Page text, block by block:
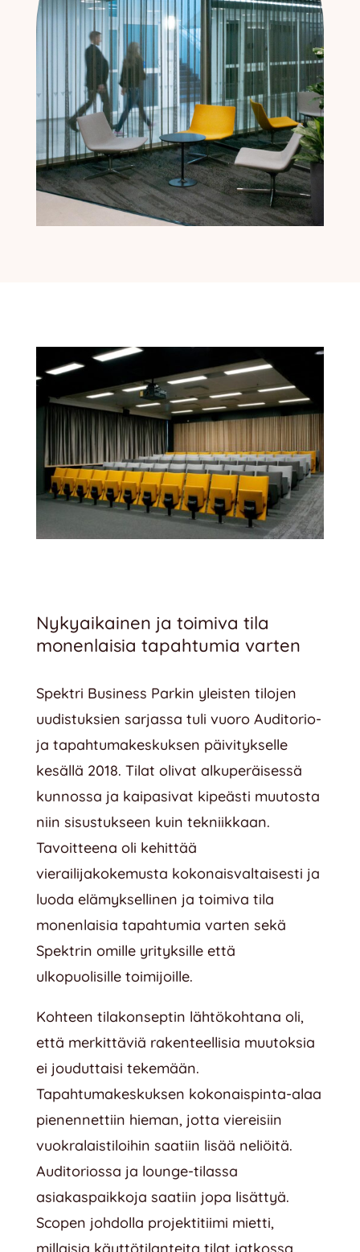
Nykyaikainen ja toimiva tila
monenlaisia tapahtumia varten
Spektri Business Parkin yleisten tilojen
uudistuksien sarjassa tuli vuoro Auditorio-
ja tapahtumakeskuksen päivitykselle
kesällä 2018. Tilat olivat alkuperäisessä
kunnossa ja kaipasivat kipeästi muutosta
niin sisustukseen kuin tekniikkaan.
Tavoitteena oli kehittää
vierailijakokemusta kokonaisvaltaisesti ja
luoda elämyksellinen ja toimiva tila
monenlaisia tapahtumia varten sekä
Spektrin omille yrityksille että
ulkopuolisille toimijoille.
Kohteen tilakonseptin lähtökohtana oli,
että merkittäviä rakenteellisia muutoksia
ei jouduttaisi tekemään.
Tapahtumakeskuksen kokonaispinta-alaa
pienennettiin hieman, jotta viereisiin
vuokralaistiloihin saatiin lisää neliöitä.
Auditoriossa ja lounge-tilassa
asiakaspaikkoja saatiin jopa lisättyä.
Scopen johdolla projektitiimi mietti,
millaisia käyttötilanteita tilat jatkossa